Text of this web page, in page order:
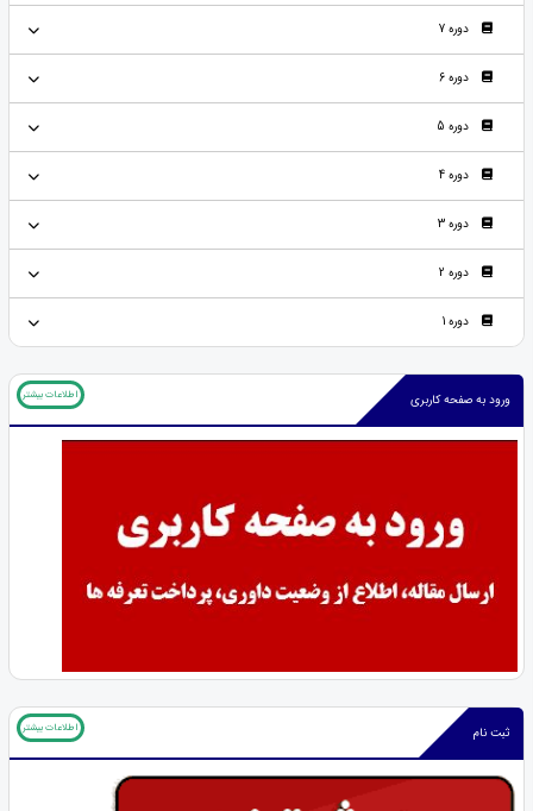
دوره 7
دوره 6
دوره 5
دوره 4
دوره 3
دوره 2
دوره 1
ورود به صفحه کاربری اطلاعات بیشتر
ثبت نام اطلاعات بیشتر